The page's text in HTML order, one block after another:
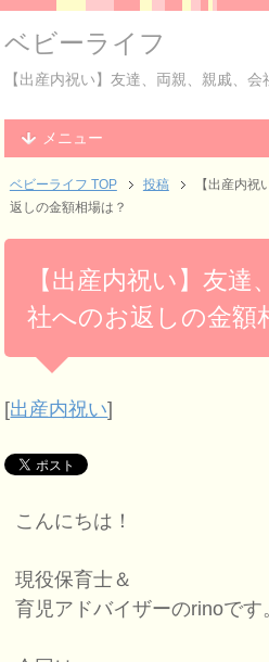
ベビーライフ
【出産内祝い】友達、両親、親戚、
メニュー
ベビーライフ TOP 投稿
【出産内
返しの金額相場は？
【出産内祝い】友達
社へのお返しの金額
[出産内祝い]
こんにちは！
現役保育士＆
育児アドバイザーのrinoです